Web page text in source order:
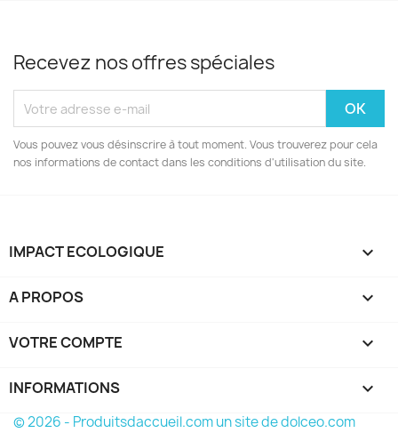
Recevez nos offres spéciales
Vous pouvez vous désinscrire à tout moment. Vous trouverez pour cela
nos informations de contact dans les conditions d'utilisation du site.
IMPACT ECOLOGIQUE 
A PROPOS 
VOTRE COMPTE 
INFORMATIONS keyboard_arrow_down
© 2026 - Produitsdaccueil.com un site de dolceo.com